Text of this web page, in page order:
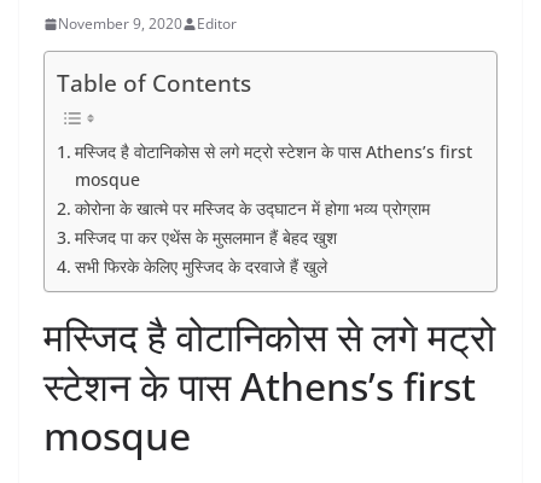
November 9, 2020 Editor
Table of Contents
मस्जिद है वोटानिकोस से लगे मट्रो स्टेशन के पास Athens’s first
mosque
कोरोना के खात्मे पर मस्जिद के उद्घाटन में होगा भव्य प्रोग्राम
मस्जिद पा कर एथेंस के मुसलमान हैं बेहद खुश
सभी फिरके केलिए मुस्जिद के दरवाजे हैं खुले
मस्जिद है वोटानिकोस से लगे मट्रो
स्टेशन के पास Athens’s first
mosque